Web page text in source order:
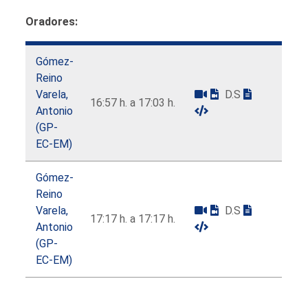
Oradores:
Gómez-
Reino
Varela,
Antonio
(GP-
EC-EM)
16:57 h. a 17:03 h.
D.S
Gómez-
Reino
Varela,
Antonio
(GP-
EC-EM)
17:17 h. a 17:17 h.
D.S